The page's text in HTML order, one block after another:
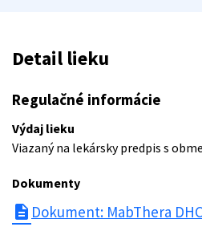
Detail lieku
Regulačné informácie
Výdaj lieku
Viazaný na lekársky predpis s
Dokumenty
description Dokument: MabThera